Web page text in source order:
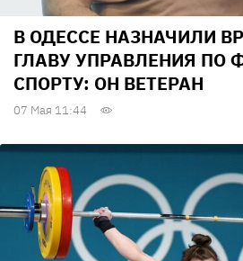
В ОДЕССЕ НАЗНАЧИЛИ
ГЛАВУ УПРАВЛЕНИЯ ПО
СПОРТУ: ОН ВЕТЕРАН
07 Мая 11:44